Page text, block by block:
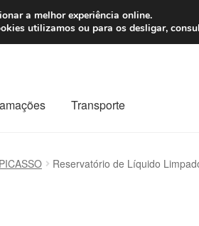
Transporte
Reservatório de Líquido
a melhor experiência online.
utilizamos ou para os desligar,